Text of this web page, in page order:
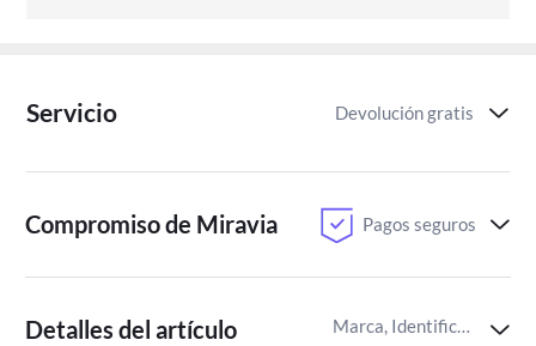
Servicio Devolución gratis
Compromiso de Miravia Pagos seguros
Detalles del artículo Marca, Identificador del artículo de Miravia